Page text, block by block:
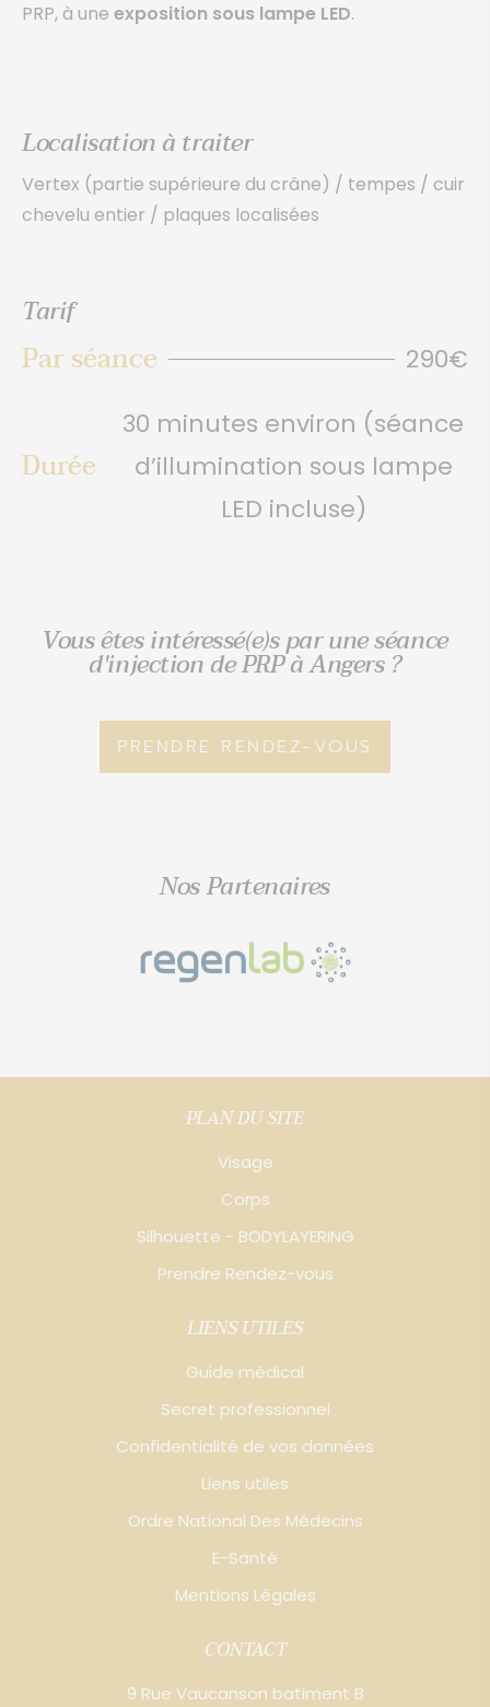
PRP, à une exposition sous lampe LED.
Localisation à traiter
Vertex (partie supérieure du crâne) / tempes / cuir
chevelu entier / plaques localisées
Tarif
Par séance 290€
Durée
30 minutes environ (séance
d’illumination sous lampe
LED incluse)
Vous êtes intéressé(e)s par une séance
d'injection de PRP à Angers ?
PRENDRE RENDEZ-VOUS
Nos Partenaires
PLAN DU SITE
Visage
Corps
Silhouette - BODYLAYERING
Prendre Rendez-vous
LIENS UTILES
Guide médical
Secret professionnel
Confidentialité de vos données
Liens utiles
Ordre National Des Médecins
E-Santé
Mentions Légales
CONTACT
9 Rue Vaucanson batiment B